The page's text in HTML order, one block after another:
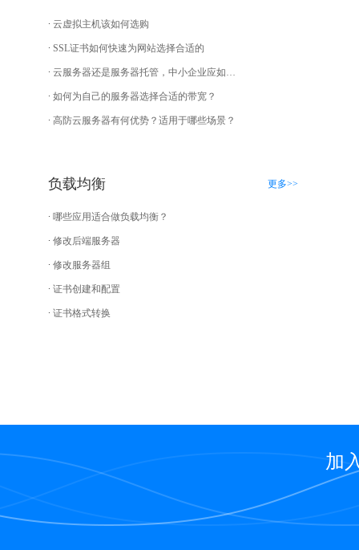
云虚拟主机该如何选购
SSL证书如何快速为网站选择合适的
云服务器还是服务器托管，中小企业应如何选择？
如何为自己的服务器选择合适的带宽？
高防云服务器有何优势？适用于哪些场景？
负载均衡 更多>>
哪些应用适合做负载均衡？
修改后端服务器
修改服务器组
证书创建和配置
证书格式转换
加